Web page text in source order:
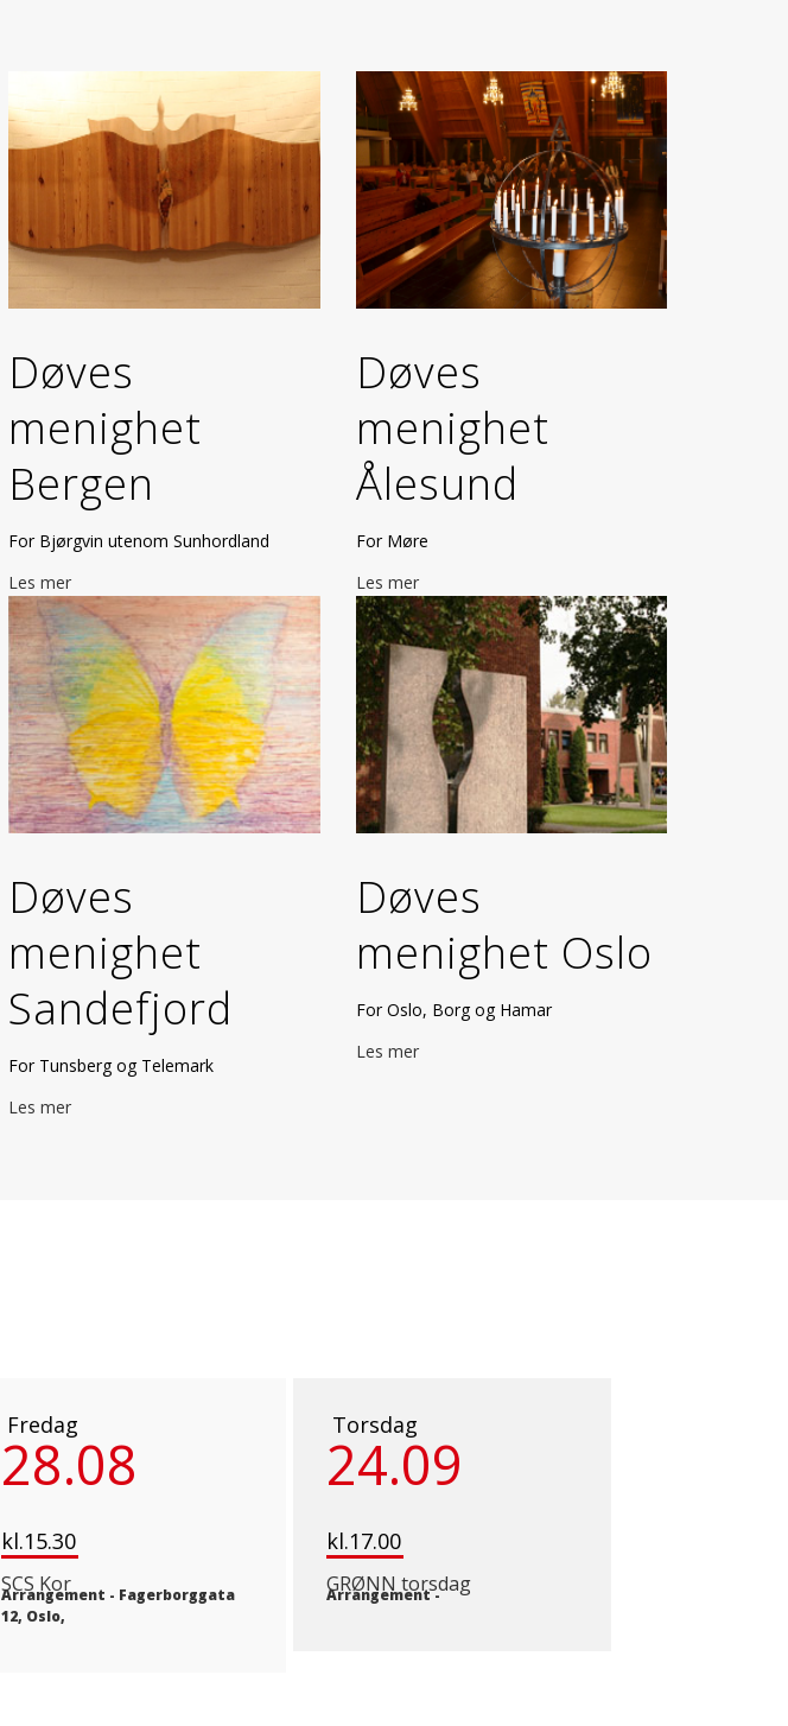
Døves
menighet
Bergen
For Bjørgvin utenom Sunhordland
Les mer
Døves
menighet
Ålesund
For Møre
Les mer
Døves
menighet
Sandefjord
For Tunsberg og Telemark
Les mer
Døves
menighet Oslo
For Oslo, Borg og Hamar
Les mer
Fredag
28.08
kl.15.30
SCS Kor
Arrangement - Fagerborggata
12, Oslo,
Torsdag
24.09
kl.17.00
GRØNN torsdag
Arrangement-